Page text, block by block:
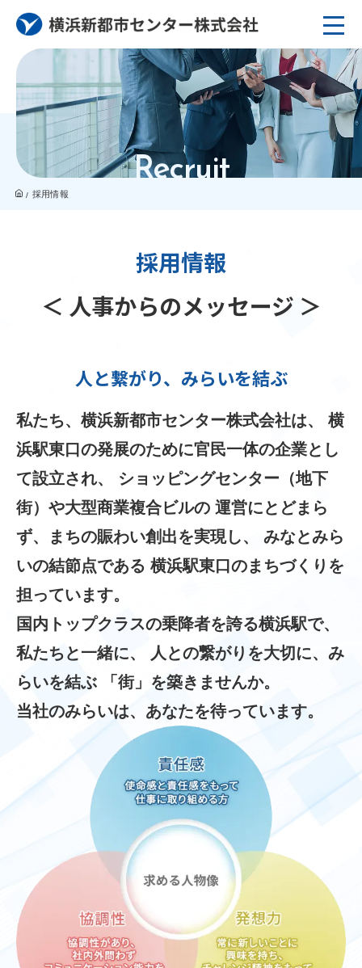
Recruit
採用情報
採用情報
＜ 人事からのメッセージ ＞
人と繋がり、みらいを結ぶ
私たち、横浜新都市センター株式会社は、
横
浜駅東口の発展のために官民一体の企業とし
て設立され、
ショッピングセンター（地下
街）や大型商業複合ビルの 運営にとどまら
ず、まちの賑わい創出を実現し、
みなとみら
いの結節点である 横浜駅東口のまちづくりを
担っています。
国内トップクラスの乗降者を誇る横浜駅で、
私たちと一緒に、
人との繋がりを大切に、み
らいを結ぶ 「街」を築きませんか。
当社のみらいは、あなたを待っています。